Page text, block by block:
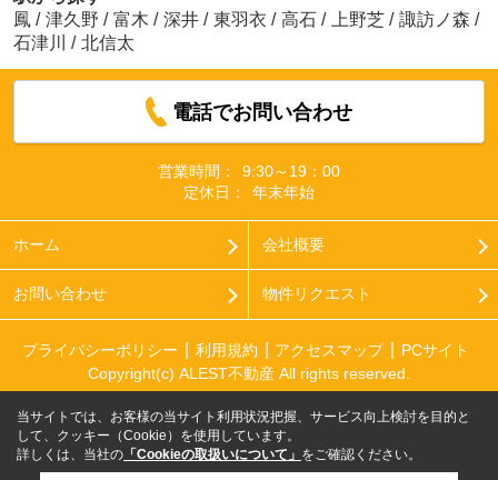
鳳 / 津久野 / 富木 / 深井 / 東羽衣 / 高石 / 上野芝 / 諏訪ノ森 /
石津川
/ 北信太
電話でお問い合わせ
営業時間：
9:30～19：00
定休日：
年末年始
ホーム 会社概要
お問い合わせ 物件リクエスト
プライバシーポリシー 利用規約 アクセスマップ
PCサイト
Copyright(c) ALEST不動産 All rights reserved.
当サイトでは、お客様の当サイト利用状況把握、サービス向上検討を目的と
して、クッキー（Cookie）を使用しています。
詳しくは、当社の 「Cookieの取扱いについて」 をご確認ください。